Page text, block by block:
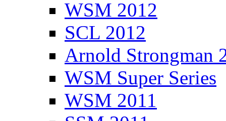
WSM 2012
SCL 2012
Arnold Strongman
WSM Super Series
WSM 2011